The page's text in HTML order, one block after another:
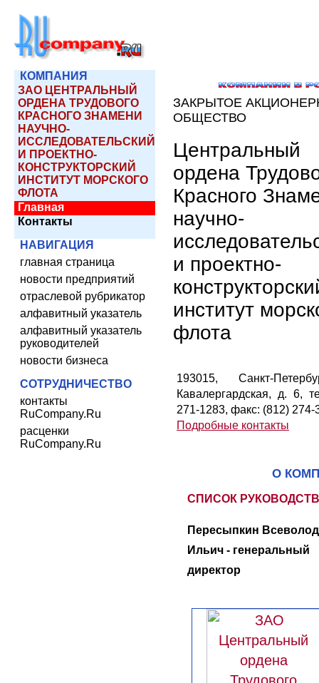
КОМПАНИЯ
ЗАО ЦЕНТРАЛЬНЫЙ
ОРДЕНА ТРУДОВОГО
КРАСНОГО ЗНАМЕНИ
НАУЧНО-
ИССЛЕДОВАТЕЛЬСКИЙ
И ПРОЕКТНО-
КОНСТРУКТОРСКИЙ
ИНСТИТУТ МОРСКОГО
ФЛОТА
Главная
Контакты
НАВИГАЦИЯ
главная страница
новости предприятий
отраслевой рубрикатор
алфавитный указатель
алфавитный указатель
руководителей
новости бизнеса
СОТРУДНИЧЕСТВО
контакты
RuCompany.Ru
расценки
RuCompany.Ru
ЗАКРЫТОЕ
ОБЩЕСТВО
Центральный
ордена
Красного
научно-
и проектно-
институт
флота
193015, Санкт-
Кавалергардская, д. 6,
271-1283, факс: (812) 274-
Подробные контакты
О
СПИСОК
Пересыпкин Всеволод
Ильич - генеральный
директор